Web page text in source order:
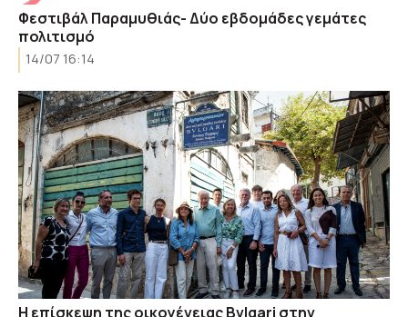
Φεστιβάλ Παραμυθιάς- Δύο εβδομάδες γεμάτες
πολιτισμό
14/07 16:14
Η επίσκεψη της οικογένειας Bvlgari στην